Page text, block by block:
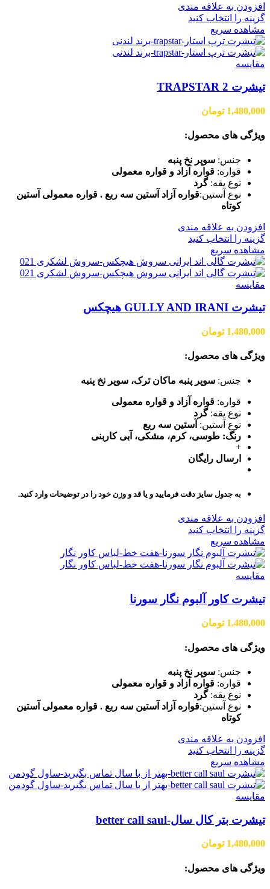
افزودن به علاقه مندی
گزینه را انتخاب کنید
مشاهده سریع
مقایسه
تیشرت TRAPSTAR 2
1,480,000 تومان
ویژگی های محصول:
جنس: سوپر نخ پنبه
قواره: قواره آزاد و قواره معمولی
نوع یقه:گرد
نوع آستین:قواره آزاد آستین سه ربع . قواره معمولی آستین
کوتاه
افزودن به علاقه مندی
گزینه را انتخاب کنید
مشاهده سریع
مقایسه
تیشرت GULLY AND IRANI هیچکس
1,480,000 تومان
ویژگی های محصول:
جنس: سوپر پنبه ماکان ترک، سوپر نخ پنبه
قواره: قواره آزاد و قواره معمولی
نوع یقه:گرد
نوع آستین: آستین سه ربع
رنگ: طوسی، کرم، مشکی، آبی کاربنی
+
ارسال رایگان
به جدول سایز دقت فرمایید و یا قد و وزن خود را در توضیحات وارد کنید.
افزودن به علاقه مندی
گزینه را انتخاب کنید
مشاهده سریع
مقایسه
تیشرت کاور آلبوم نگار سورنا
1,480,000 تومان
ویژگی های محصول:
جنس: سوپر نخ پنبه
قواره: قواره آزاد و قواره معمولی
نوع یقه:گرد
نوع آستین:قواره آزاد آستین سه ربع . قواره معمولی آستین
کوتاه
افزودن به علاقه مندی
گزینه را انتخاب کنید
مشاهده سریع
مقایسه
تیشرت بتر کال سال-better call saul
1,480,000 تومان
ویژگی های محصول: